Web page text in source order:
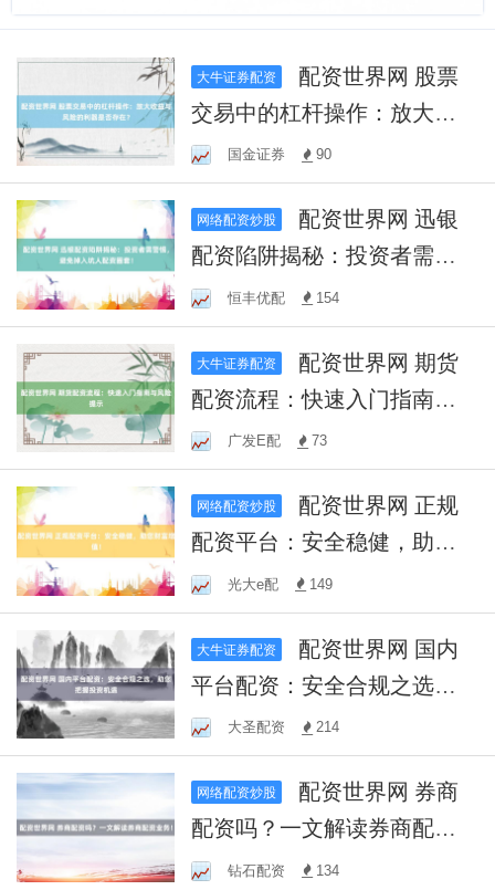
大牛证券配资
交易中的杠杆操作：放大收
益与风险的利器是否存在？
国金证券 90
网络配资炒股
配资陷阱揭秘：投资者需警
惕，避免掉入坑人配资圈
套！
恒丰优配 154
大牛证券配资
配资流程：快速入门指南与
风险提示
广发E配 73
网络配资炒股
配资平台：安全稳健，助您
财富增值！
光大e配 149
大牛证券配资
平台配资：安全合规之选，
助您把握投资机遇
大圣配资 214
网络配资炒股
配资吗？一文解读券商配资
业务！钻石配资 134